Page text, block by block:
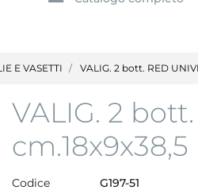
E VASETTI VALIG. 2 bott. RED
VALIG. 2
cm.18x9x38,5
Codice
G197-51